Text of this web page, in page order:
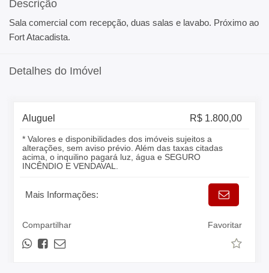
Descrição
Sala comercial com recepção, duas salas e lavabo. Próximo ao
Fort Atacadista.
Detalhes do Imóvel
Aluguel R$ 1.800,00
* Valores e disponibilidades dos imóveis sujeitos a
alterações, sem aviso prévio. Além das taxas citadas
acima, o inquilino pagará luz, água e SEGURO
INCÊNDIO E VENDAVAL.
Mais Informações:
Compartilhar Favoritar